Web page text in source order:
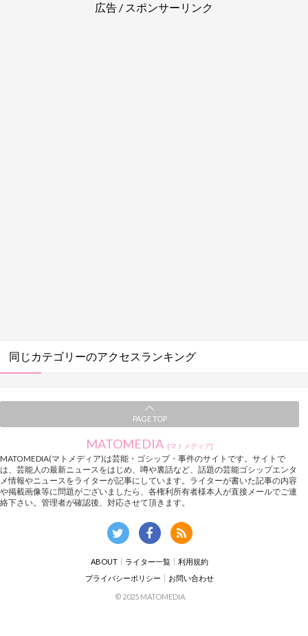
広告 / スポンサーリンク
同じカテゴリーのアクセスランキング
PAGE TOP
MATOMEDIA [マトメディア]
MATOMEDIA(マトメディア)は芸能・ゴシップ・事件のサイトです。サイトで
は、芸能人の最新ニュースをはじめ、噂や裏話など、話題の芸能ゴシップエンタ
メ情報やニュースをライターが記事にしています。ライターが書いた記事の内容
や掲載画像等に問題がございましたら、各権利所有者様本人が直接メールでご連
絡下さい。管理者が確認後、対応させて頂きます。
ABOUT ライター一覧
利用規約
プライバシーポリシー
お問い合わせ
© 2025 MATOMEDIA